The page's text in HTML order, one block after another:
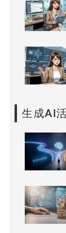
生成AI